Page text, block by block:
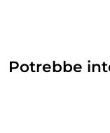
Potrebbe